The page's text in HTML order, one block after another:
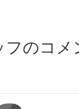
フのコメ